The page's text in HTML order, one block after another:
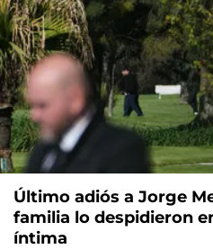
Último adiós a Jorge
familia lo despidieron
íntima